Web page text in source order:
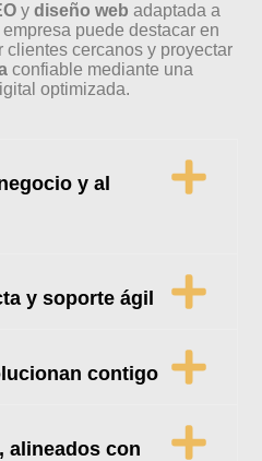
y diseño web adaptada a
puede destacar en
clientes cercanos y proyectar
confiable mediante una
optimizada.
y al
y soporte ágil
contigo
alineados con